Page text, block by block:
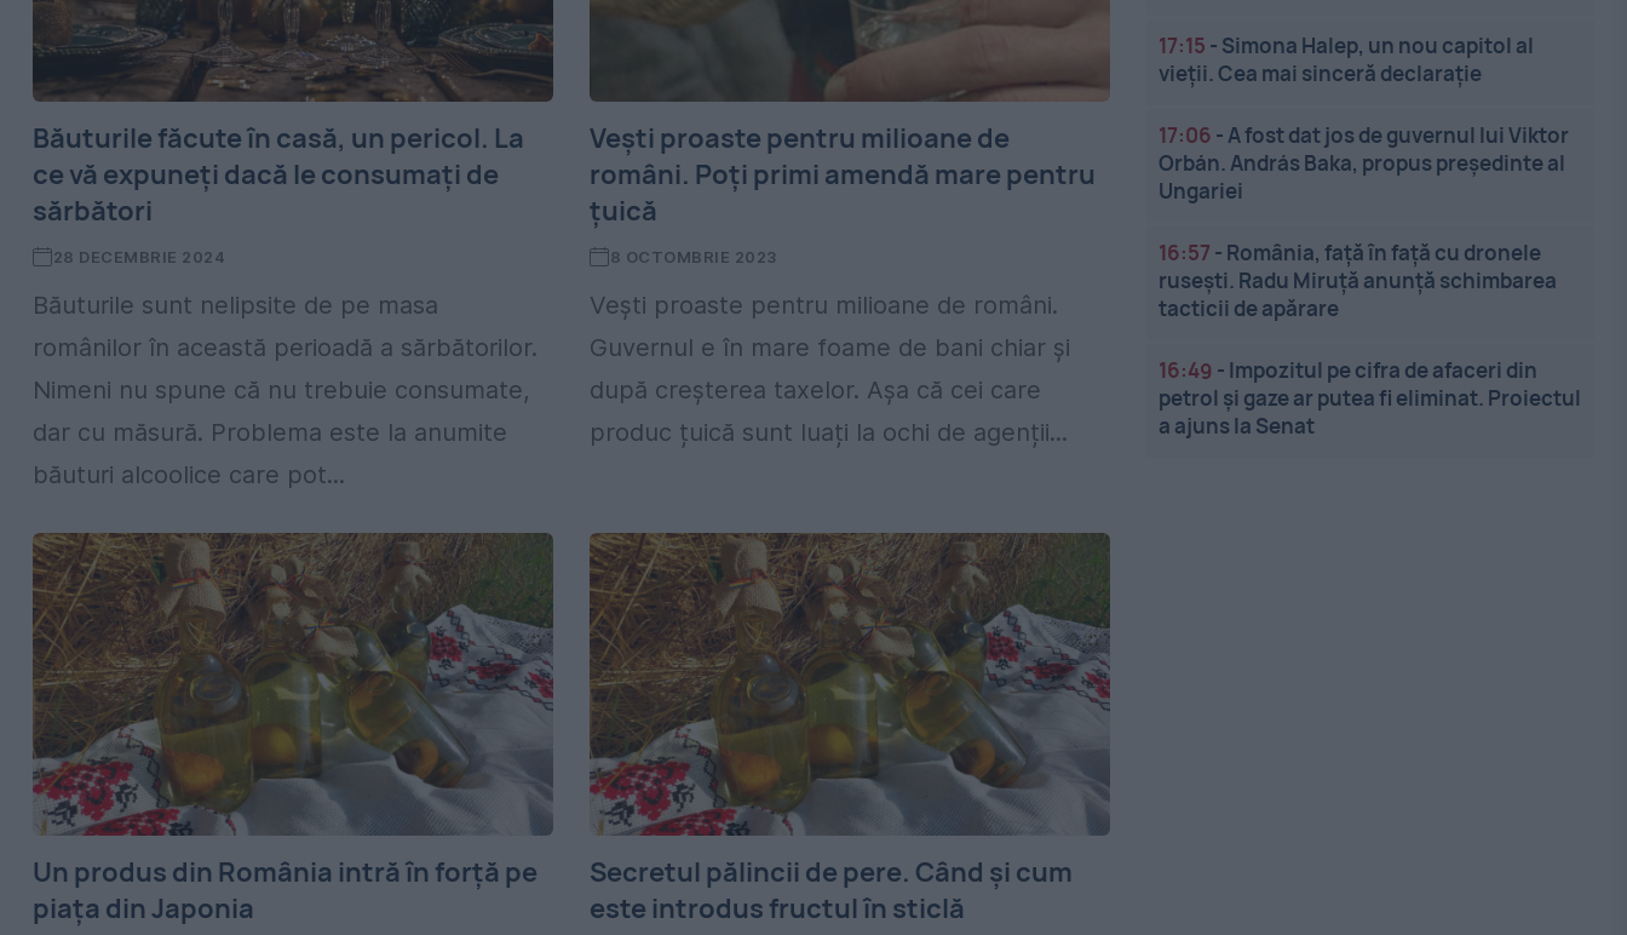
Băuturile făcute în casă, un pericol. La
ce vă expuneți dacă le consumați de
sărbători
28 DECEMBRIE 2024
Băuturile sunt nelipsite de pe masa
românilor în această perioadă a sărbătorilor.
Nimeni nu spune că nu trebuie consumate,
dar cu măsură. Problema este la anumite
băuturi alcoolice care pot...
Vești proaste pentru milioane de
români. Poți primi amendă mare pentru
țuică
8 OCTOMBRIE 2023
Vești proaste pentru milioane de români.
Guvernul e în mare foame de bani chiar și
după creșterea taxelor. Așa că cei care
produc țuică sunt luați la ochi de agenții...
Un produs din România intră în forță pe
piața din Japonia
Secretul pălincii de pere. Când și cum
este introdus fructul în sticlă
17:15 - Simona Halep, un nou capitol al
vieții. Cea mai sinceră declarație
17:06 -A fost dat jos de guvernul lui Viktor
Orbán. András Baka, propus președinte al
Ungariei
16:57 - România, față în față cu dronele
rusești. Radu Miruță anunță schimbarea
tacticii de apărare
16:49 - Impozitul pe cifra de afaceri din
petrol și gaze ar putea fi eliminat. Proiectul
a ajuns la Senat